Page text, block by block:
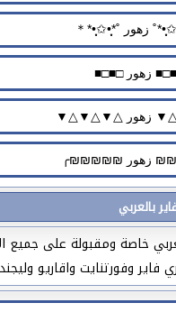
بالعربي
خاصة ومقبولة على
وفورتنايت واقاريو